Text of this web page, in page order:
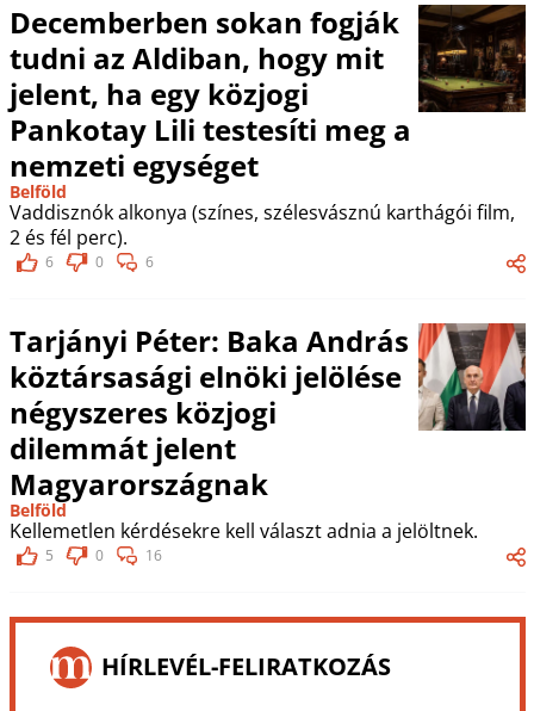
Decemberben sokan fogják
tudni az Aldiban, hogy mit
jelent, ha egy közjogi
Pankotay Lili testesíti meg a
nemzeti egységet
Belföld
Vaddisznók alkonya (színes, szélesvásznú karthágói film,
2 és fél perc).
6 0 6
Tarjányi Péter: Baka András
köztársasági elnöki jelölése
négyszeres közjogi
dilemmát jelent
Magyarországnak
Belföld
Kellemetlen kérdésekre kell választ adnia a jelöltnek.
5 0 16
HÍRLEVÉL-FELIRATKOZÁS